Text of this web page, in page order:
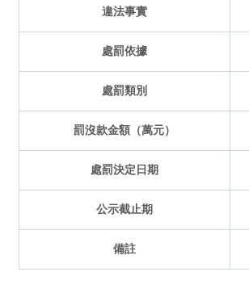
違法事實
處罰依據
處罰類別
罰沒款金額（萬元）
處罰決定日期
公示截止期
備註